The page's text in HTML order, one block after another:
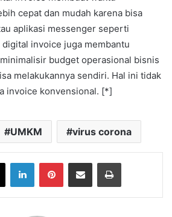
cepat dan mudah karena bisa
aplikasi messenger seperti
invoice juga membantu
budget operasional bisnis
melakukannya sendiri. Hal ini tidak
invoice konvensional. [*]
UMKM virus corona
X LinkedInPinterestShare via Email Print